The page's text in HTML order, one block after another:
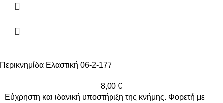
Περικνημίδα Ελαστική 06-2-177
8,00 €
Εύχρηστη και ιδανική υποστήριξη της κνήμης. Φορετή με